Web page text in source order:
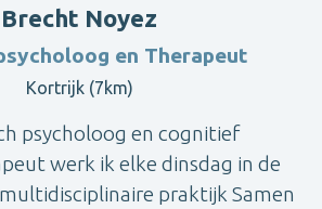
Brecht Noyez
en Therapeut
Kortrijk (7km)
psycholoog en cognitief
werk ik elke dinsdag in de
praktijk Samen